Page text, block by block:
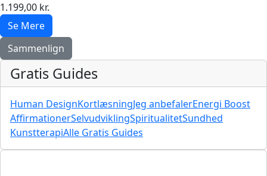
1.199,00 kr.
Se Mere
Sammenlign
Gratis Guides
Human DesignKortlæsningJeg anbefalerEnergi Boost
AffirmationerSelvudviklingSpiritualitetSundhed
KunstterapiAlle Gratis Guides